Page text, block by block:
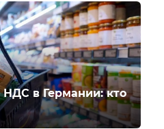
НДС в Германии: кто